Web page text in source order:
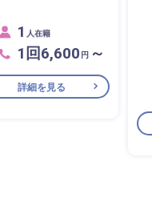
1 人在籍
1回6,600 円 ～
詳細を見る